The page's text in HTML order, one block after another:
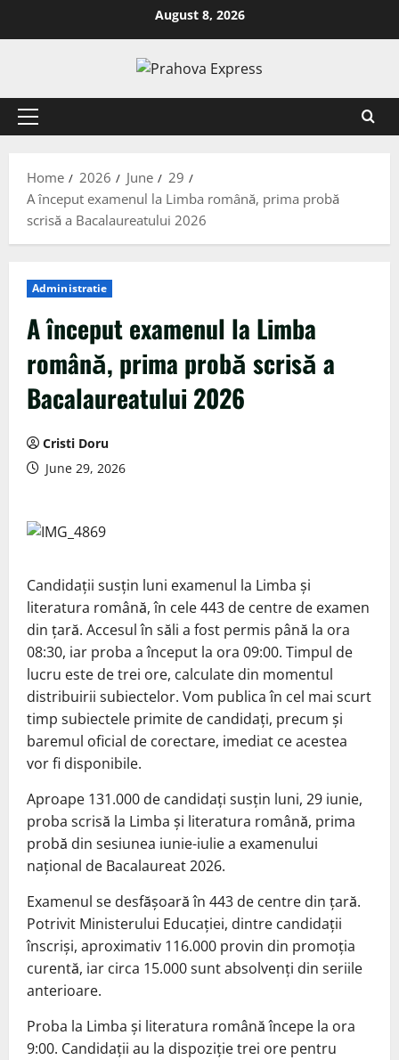
August 8, 2026
Home 2026 June
29
A început examenul la Limba română, prima probă
scrisă a Bacalaureatului 2026
Administratie
A început examenul la Limba
română, prima probă scrisă a
Bacalaureatului 2026
Cristi Doru
June 29, 2026
Candidații susțin luni examenul la Limba și
literatura română, în cele 443 de centre de examen
din țară. Accesul în săli a fost permis până la ora
08:30, iar proba a început la ora 09:00. Timpul de
lucru este de trei ore, calculate din momentul
distribuirii subiectelor. Vom publica în cel mai scurt
timp subiectele primite de candidați, precum și
baremul oficial de corectare, imediat ce acestea
vor fi disponibile.
Aproape 131.000 de candidați susțin luni, 29 iunie,
proba scrisă la Limba și literatura română, prima
probă din sesiunea iunie-iulie a examenului
național de Bacalaureat 2026.
Examenul se desfășoară în 443 de centre din țară.
Potrivit Ministerului Educației, dintre candidații
înscriși, aproximativ 116.000 provin din promoția
curentă, iar circa 15.000 sunt absolvenți din seriile
anterioare.
Proba la Limba și literatura română începe la ora
9:00. Candidații au la dispoziție trei ore pentru